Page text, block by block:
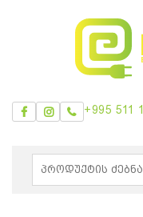
+995 511